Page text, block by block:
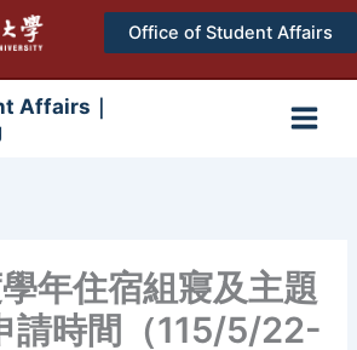
Office of Student Affairs
Affairs｜
年住宿組寢及主題
請時間（115/5/22-